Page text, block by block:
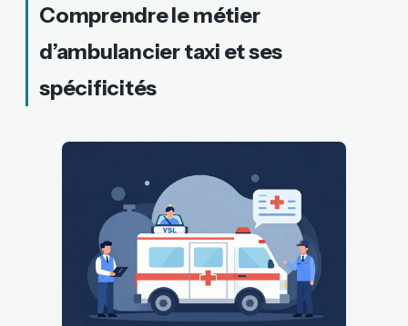
Comprendre le métier
d’ambulancier taxi et ses
spécificités